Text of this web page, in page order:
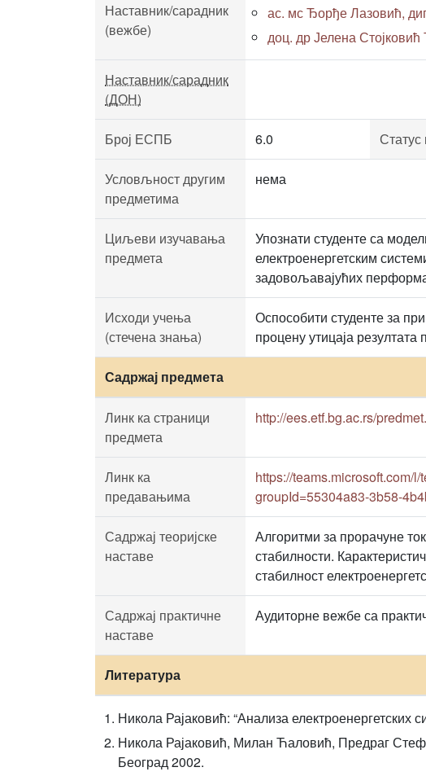
Наставник/сарадник
(вежбе)
ас. мс Ђорђе Лазовић,
доц. др Јелена Стојковић
Наставник/сарадник
(ДОН)
Број ЕСПБ 6.0
Условљност другим
предметима
нема
Циљеви изучавања
предмета
Упознати студенте са
електроенергетским
задовољавајућих
Исходи учења
(стечена знања)
Оспособити студенте за
процену утицаја
Садржај предмета
Линк ка страници
предмета
http://ees.etf.bg.ac.rs/
Линк ка
предавањима
https://teams.microsoft.com/
groupId=55304a83-3b58-
Садржај теоријске
наставе
Алгоритми за прорачуне
стабилности.
стабилност
Садржај практичне
наставе
Аудиторне вежбе са
Литература
Никола Рајаковић: “Анализа електроенергетских
Никола Рајаковић, Милан Ћаловић, Предраг
Београд 2002.